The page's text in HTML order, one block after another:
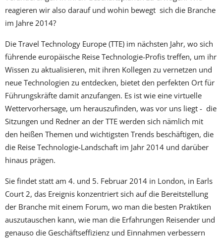
reagieren wir also darauf und wohin bewegt sich die Branche
im Jahre 2014?
Die Travel Technology Europe (TTE) im nächsten Jahr, wo sich
führende europäische Reise Technologie-Profis treffen, um ihr
Wissen zu aktualisieren, mit ihren Kollegen zu vernetzen und
neue Technologien zu entdecken, bietet den perfekten Ort für
Führungskräfte damit anzufangen. Es ist wie eine virtuelle
Wettervorhersage, um herauszufinden, was vor uns liegt - die
Sitzungen und Redner an der TTE werden sich nämlich mit
den heißen Themen und wichtigsten Trends beschäftigen, die
die Reise Technologie-Landschaft im Jahr 2014 und darüber
hinaus prägen.
Sie findet statt am 4. und 5. Februar 2014 in London, in Earls
Court 2, das Ereignis konzentriert sich auf die Bereitstellung
der Branche mit einem Forum, wo man die besten Praktiken
auszutauschen kann, wie man die Erfahrungen Reisender und
genauso die Geschäftseffizienz und Einnahmen verbessern